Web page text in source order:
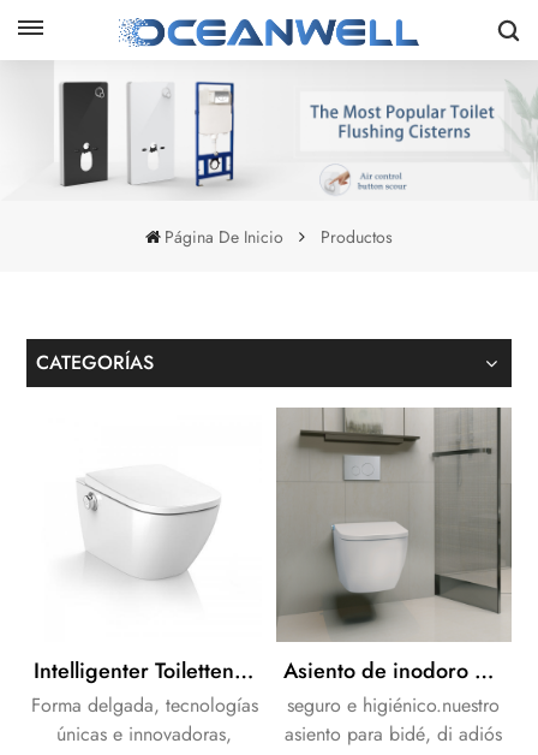
Página De Inicio Productos
CATEGORÍAS
Intelligenter Toilettensitz Bidé-Toilettensitz Elektrischer Intelligenter Toilettensitzbezug
Forma delgada, tecnologías
únicas e innovadoras,
Asiento de inodoro bidé de forma cuadrada con cisterna empotrada
seguro e higiénico.nuestro
asiento para bidé, di adiós